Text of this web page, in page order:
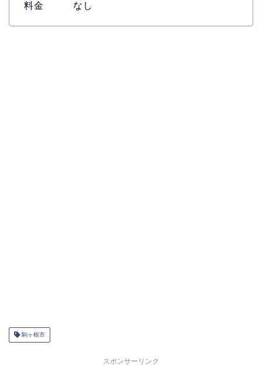
料金 なし
駒ヶ根市
スポンサーリンク